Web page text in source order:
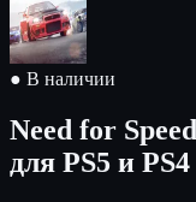
● В наличии
Need for
для PS5 и PS4